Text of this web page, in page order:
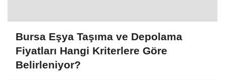
Bursa Eşya Taşıma ve Depolama
Fiyatları Hangi Kriterlere Göre
Belirleniyor?